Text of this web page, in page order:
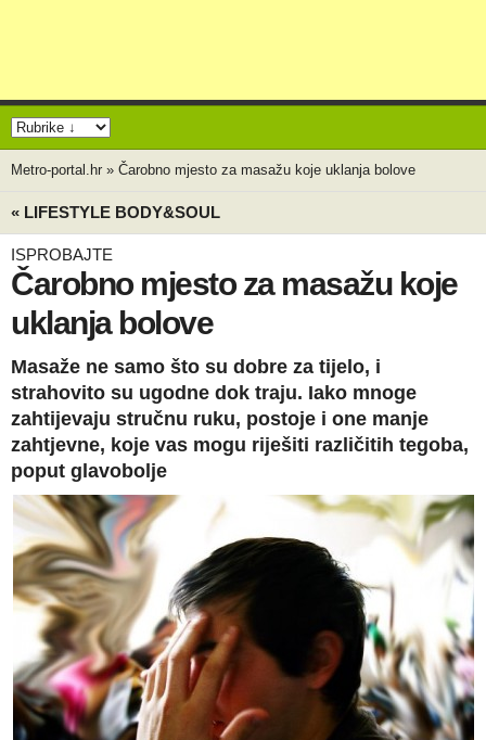
Metro-portal.hr » Čarobno mjesto za masažu koje uklanja bolove
« LIFESTYLE BODY&SOUL
ISPROBAJTE
Čarobno mjesto za masažu koje
uklanja bolove
Masaže ne samo što su dobre za tijelo, i
strahovito su ugodne dok traju. Iako mnoge
zahtijevaju stručnu ruku, postoje i one manje
zahtjevne, koje vas mogu riješiti različitih tegoba,
poput glavobolje